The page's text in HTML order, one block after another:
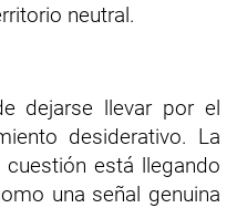
neutral.
dejarse llevar por el
desiderativo. La
está llegando
una señal genuina